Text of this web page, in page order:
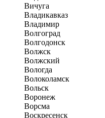
Вичуга
Владикавказ
Владимир
Волгоград
Волгодонск
Волжск
Волжский
Вологда
Волоколамск
Вольск
Воронеж
Ворсма
Воскресенск